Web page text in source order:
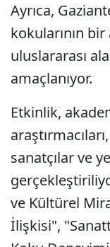
Ayrıca,
kokularının
uluslararası
amaçlanıyor.
Etkinlik,
sanatçılar ve
ve Kültürel
İlişkisi",